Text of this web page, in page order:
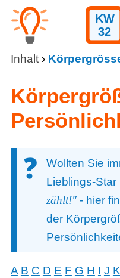
KW
32
Inhalt›
Wollten Sie
Lieblings-Star
zählt!"- hier
der
A B C D E F G H I J K